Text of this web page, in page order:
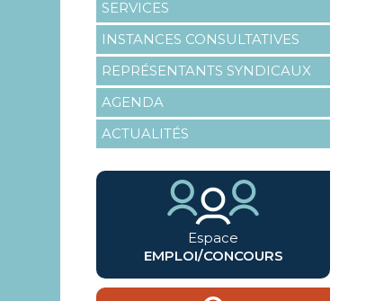
SERVICES
INSTANCES CONSULTATIVES
REPRÉSENTANTS SYNDICAUX
AGENDA
ACTUALITÉS
Espace
EMPLOI/CONCOURS